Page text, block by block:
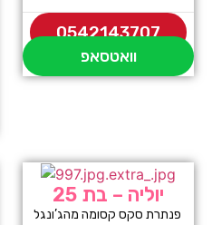
0542143707
וואטסאפ
יוליה – בת 25
פנתרת סקס קסומה מהג’ונגל